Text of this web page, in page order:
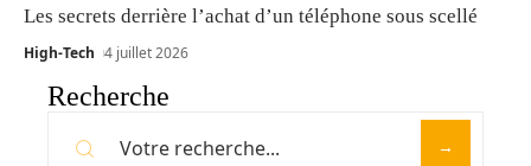
Les secrets derrière l’achat d’un téléphone sous scellé
High-Tech 4 juillet 2026
Recherche